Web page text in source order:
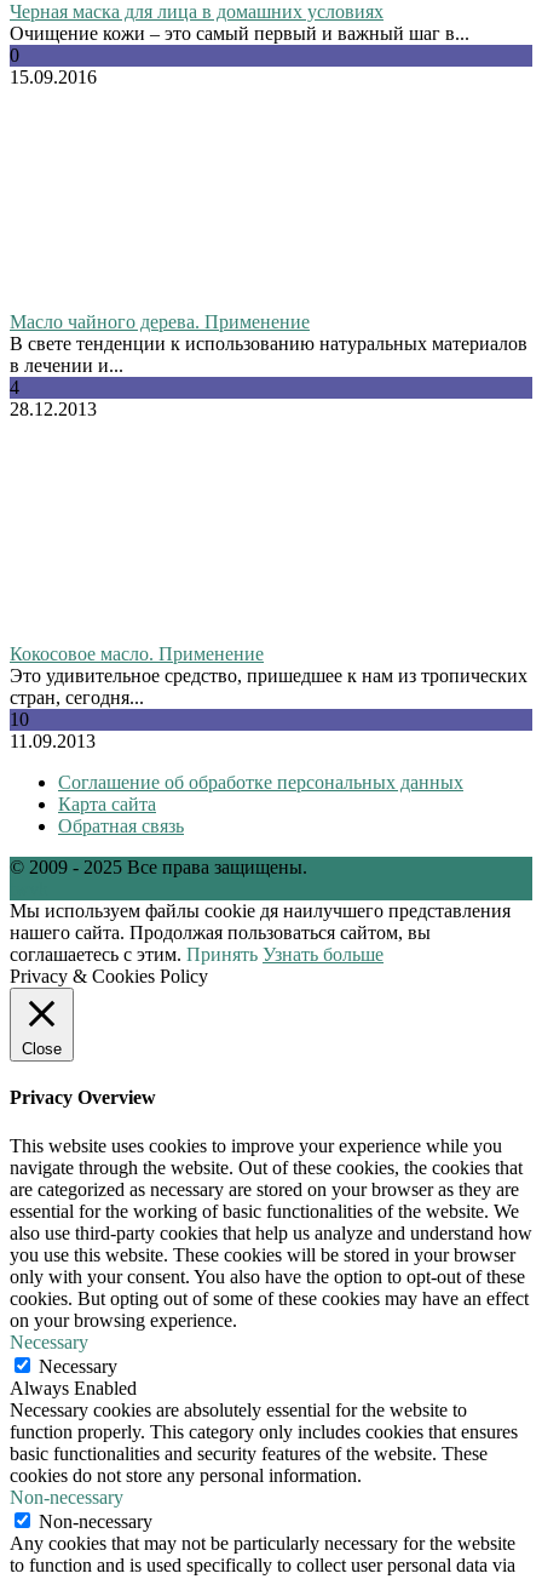
Черная маска для лица в домашних условиях
Очищение кожи – это самый первый и важный шаг в...
0
15.09.2016
Масло чайного дерева. Применение
В свете тенденции к использованию натуральных материалов
в лечении и...
4
28.12.2013
Кокосовое масло. Применение
Это удивительное средство, пришедшее к нам из тропических
стран, сегодня...
10
11.09.2013
Соглашение об обработке персональных данных
Карта сайта
Обратная связь
© 2009 - 2025 Все права защищены.
Мы используем файлы cookie дя наилучшего представления
нашего сайта. Продолжая пользоваться сайтом, вы
соглашаетесь с этим. Принять Узнать больше
Privacy & Cookies Policy
Close
Privacy Overview
This website uses cookies to improve your experience while you
navigate through the website. Out of these cookies, the cookies that
are categorized as necessary are stored on your browser as they are
essential for the working of basic functionalities of the website. We
also use third-party cookies that help us analyze and understand how
you use this website. These cookies will be stored in your browser
only with your consent. You also have the option to opt-out of these
cookies. But opting out of some of these cookies may have an effect
on your browsing experience.
Necessary
Necessary
Always Enabled
Necessary cookies are absolutely essential for the website to
function properly. This category only includes cookies that ensures
basic functionalities and security features of the website. These
cookies do not store any personal information.
Non-necessary
Non-necessary
Any cookies that may not be particularly necessary for the website
to function and is used specifically to collect user personal data via